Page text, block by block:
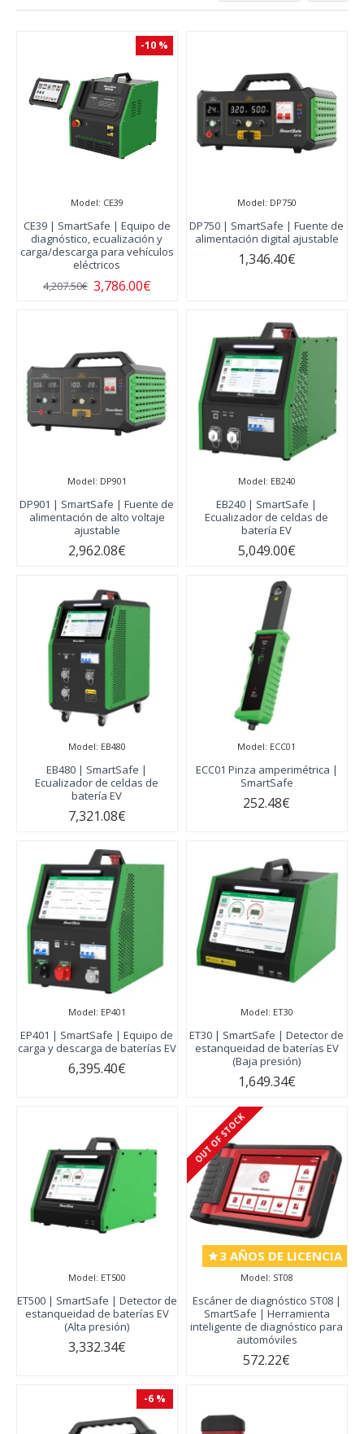
-10 %
Model: CE39
CE39 | SmartSafe | Equipo de
diagnóstico, ecualización y
carga/descarga para vehículos
eléctricos
3,786.00€
4,207.50€
Model: DP750
DP750 | SmartSafe | Fuente de
alimentación digital ajustable
1,346.40€
Model: DP901
DP901 | SmartSafe | Fuente de
alimentación de alto voltaje
ajustable
2,962.08€
Model: EB240
EB240 | SmartSafe |
Ecualizador de celdas de
batería EV
5,049.00€
Model: EB480
EB480 | SmartSafe |
Ecualizador de celdas de
batería EV
7,321.08€
Model: ECC01
ECC01 Pinza amperimétrica |
SmartSafe
252.48€
Model: EP401
EP401 | SmartSafe | Equipo de
carga y descarga de baterías EV
6,395.40€
Model: ET30
ET30 | SmartSafe | Detector de
estanqueidad de baterías EV
(Baja presión)
1,649.34€
Model: ET500
ET500 | SmartSafe | Detector de
estanqueidad de baterías EV
(Alta presión)
3,332.34€
3 AÑOS DE LICENCIA
OUT OF STOCK
Model: ST08
Escáner de diagnóstico ST08 |
SmartSafe | Herramienta
inteligente de diagnóstico para
automóviles
572.22€
-6 %